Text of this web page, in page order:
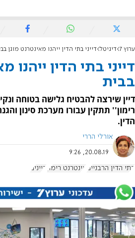
ערוץ 7 דיגיטל דייני בתי הדין ייהנו מאינטרנט מוגן
דייני בתי הדין ייהנו
בבית
דיין שירצה להבטיח גלישה בטוחה
רימון'' תתקין עבורו מערכת סינון
הדין.
אורלי הררי
20.08.19, 9:26
בתי הדין הרבניים אינטרנט רימון דיינים